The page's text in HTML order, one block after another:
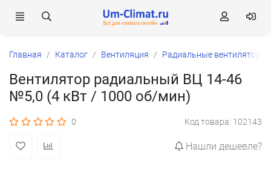
Главная Каталог Вентиляция Радиальные вентиляторы
Вентилятор радиальный ВЦ 14-46
№5,0 (4 кВт / 1000 об/мин)
0 Код товара: 102143
Нашли дешевле?